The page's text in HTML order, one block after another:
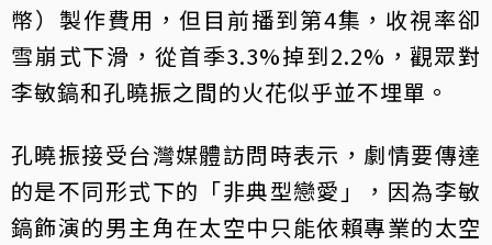
幣）製作費用，但目前播到第4集，收視率卻
雪崩式下滑，從首季3.3%掉到2.2%，觀眾對
李敏鎬和孔曉振之間的火花似乎並不埋單。
孔曉振接受台灣媒體訪問時表示，劇情要傳達
的是不同形式下的「非典型戀愛」，因為李敏
鎬飾演的男主角在太空中只能依賴專業的太空